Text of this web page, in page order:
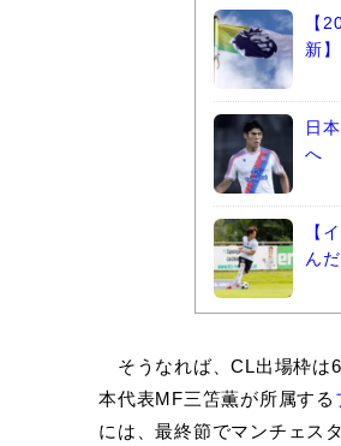
【
新】
日
へ
【
ん
そうなれば、CL出場枠は
本代表MF三笘薫が所属する
には、最終節でマンチェス